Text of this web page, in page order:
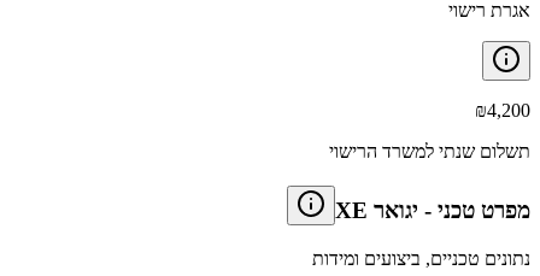
אגרת רישוי
₪4,200
תשלום שנתי למשרד הרישוי
מפרט טכני - יגואר XE
נתונים טכניים, ביצועים ומידות